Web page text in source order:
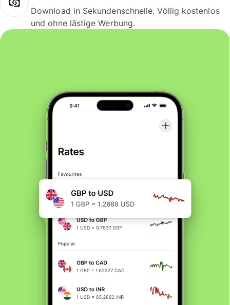
Download in Sekundenschnelle. Völlig kostenlos
und ohne lästige Werbung.